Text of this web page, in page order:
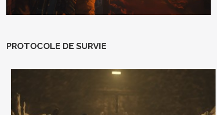
PROTOCOLE DE SURVIE